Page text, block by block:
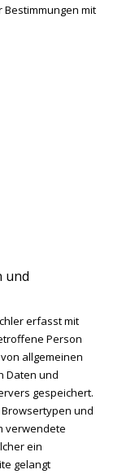
mit
und
erfasst mit
Person
allgemeinen
Daten und
gespeichert.
und
verwendete
ein
gelangt